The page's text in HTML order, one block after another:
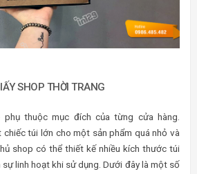
SHOP THỜI TRANG
phụ thuộc mục đích của từng cửa hàng.
túi lớn cho một sản phẩm quá nhỏ và
shop có thể thiết kế nhiều kích thước túi
sự linh hoạt khi sử dụng. Dưới đây là một số